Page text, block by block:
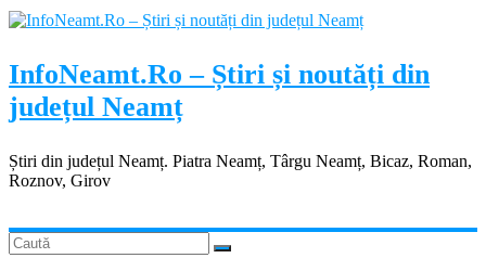
InfoNeamt.Ro – Știri și noutăți din
județul Neamț
Știri din județul Neamț. Piatra Neamț, Târgu Neamț, Bicaz, Roman,
Roznov, Girov